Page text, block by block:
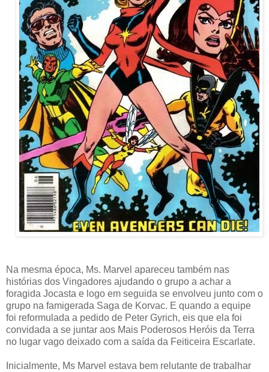
Na mesma época, Ms. Marvel apareceu também nas
histórias dos Vingadores ajudando o grupo a achar a
foragida Jocasta e logo em seguida se envolveu junto com o
grupo na famigerada Saga de Korvac. E quando a equipe
foi reformulada a pedido de Peter Gyrich, eis que ela foi
convidada a se juntar aos Mais Poderosos Heróis da Terra
no lugar vago deixado com a saída da Feiticeira Escarlate.
Inicialmente, Ms Marvel estava bem relutante de trabalhar